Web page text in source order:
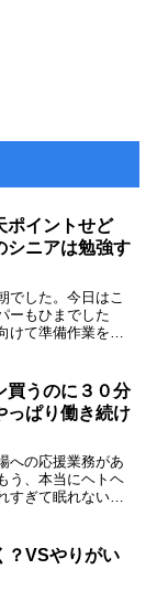
ポイントせど
シニアは勉強す
でした。今日はこ
ーもひまでした
けて準備作業をし
に辞めてください
もりでい...
買うのに３０分
っぱり働き続け
への応援業務があ
う、本当にヘトヘ
すぎて眠れないっ
ませんでした。や
会社...
？VSやりがい